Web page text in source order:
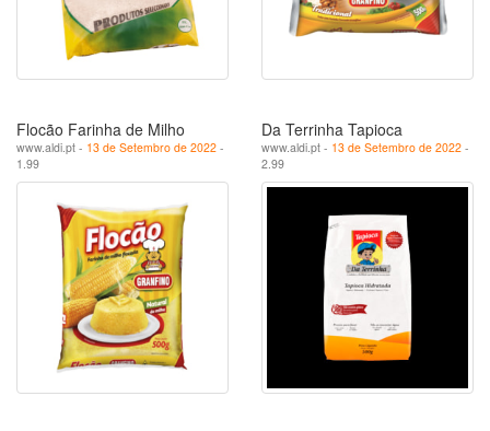
Flocão Farinha de Milho
www.aldi.pt - 13 de Setembro de 2022 -
1.99
Da Terrinha Tapioca
www.aldi.pt - 13 de Setembro de 2022 -
2.99